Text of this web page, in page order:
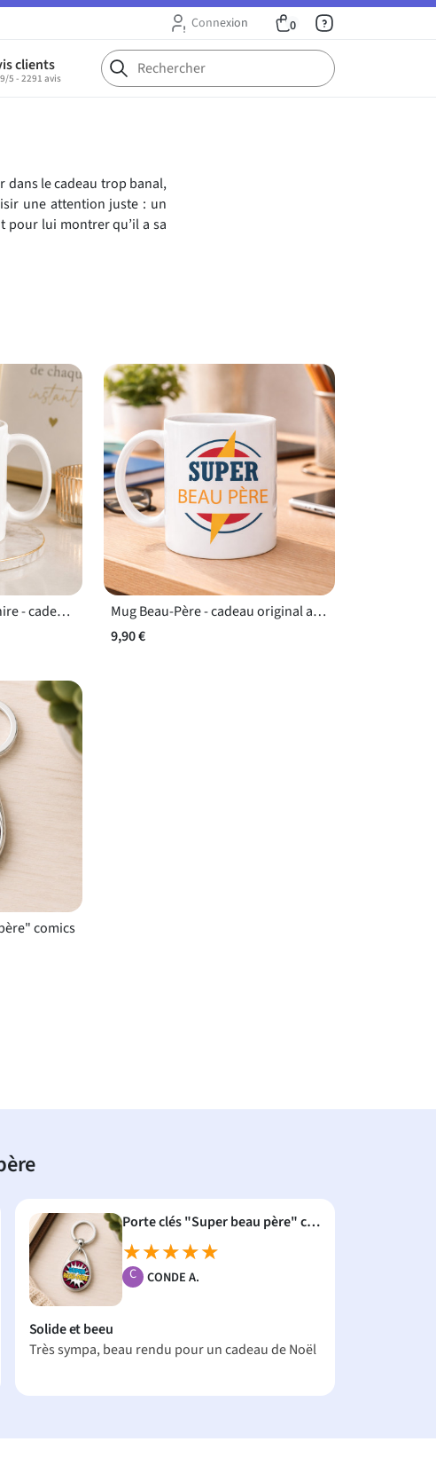
Connexion 0
clients
5 - 2291 avis
dans le cadeau trop banal,
une attention juste : un
pour lui montrer qu’il a sa
Mug Beau-Père qui déchire - cadeau humour fête des pères
Mug Beau-Père - cadeau original anniversaire beau-père
9,90 €
comics
Porte clés "Super beau père" comics
★★★★★
★★★★★
C CONDE A.
Solide et beeu
Très sympa, beau rendu pour un cadeau de Noël